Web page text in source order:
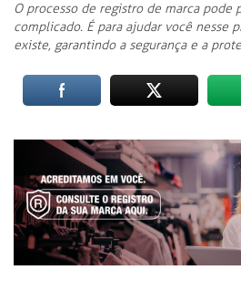
O processo de registro de marca pode
complicado. É para ajudar você nesse
existe, garantindo a segurança e a